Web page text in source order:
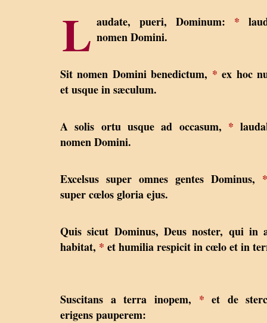
L audate, pueri, Dominum: *
nomen Domini.
Sit nomen Domini benedictum, * ex hoc
et usque in sæculum.
A solis ortu usque ad occasum, *
nomen Domini.
Excelsus super omnes gentes Dominus, *
super cœlos gloria ejus.
Quis sicut Dominus, Deus noster, qui in
habitat, * et humilia respicit in cœlo et in
Suscitans a terra inopem, * et de
erigens pauperem: